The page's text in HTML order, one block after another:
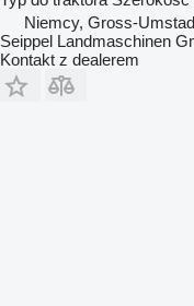
Niemcy, Gross-
Seippel Landmaschinen
Kontakt z dealerem